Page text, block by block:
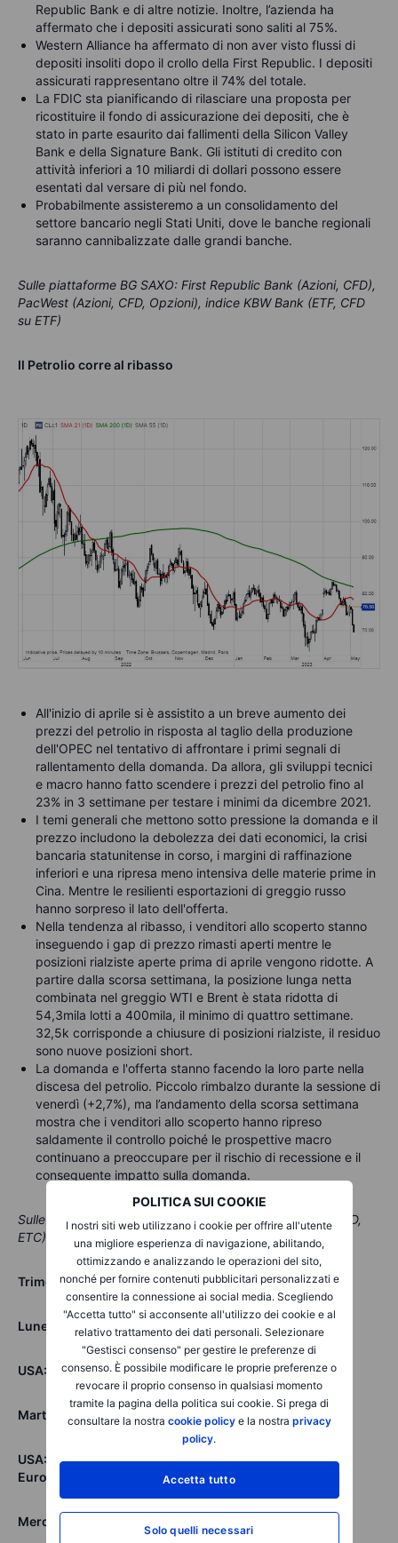
POLITICA SUI COOKIE
I nostri siti web utilizzano i cookie per offrire all'utente
una migliore esperienza di navigazione, abilitando,
ottimizzando e analizzando le operazioni del sito,
nonché per fornire contenuti pubblicitari personalizzati e
consentire la connessione ai social media. Scegliendo
"Accetta tutto" si acconsente all'utilizzo dei cookie e al
relativo trattamento dei dati personali. Selezionare
"Gestisci consenso" per gestire le preferenze di
consenso. È possibile modificare le proprie preferenze o
revocare il proprio consenso in qualsiasi momento
tramite la pagina della politica sui cookie. Si prega di
consultare la nostra cookie policye la nostra privacy
policy.
Accetta tutto
Solo quelli necessari
Republic Bank e di altre notizie. Inoltre, l’azienda ha
affermato che i depositi assicurati sono saliti al 75%.
Western Alliance ha affermato di non aver visto flussi di
depositi insoliti dopo il crollo della First Republic. I depositi
assicurati rappresentano oltre il 74% del totale.
La FDIC sta pianificando di rilasciare una proposta per
ricostituire il fondo di assicurazione dei depositi, che è
stato in parte esaurito dai fallimenti della Silicon Valley
Bank e della Signature Bank. Gli istituti di credito con
attività inferiori a 10 miliardi di dollari possono essere
esentati dal versare di più nel fondo.
Probabilmente assisteremo a un consolidamento del
settore bancario negli Stati Uniti, dove le banche regionali
saranno cannibalizzate dalle grandi banche.
Sulle piattaforme BG SAXO: First Republic Bank (Azioni, CFD),
PacWest (Azioni, CFD, Opzioni), indice KBW Bank (ETF, CFD
su ETF)
Il Petrolio corre al ribasso
All'inizio di aprile si è assistito a un breve aumento dei
prezzi del petrolio in risposta al taglio della produzione
dell'OPEC nel tentativo di affrontare i primi segnali di
rallentamento della domanda. Da allora, gli sviluppi tecnici
e macro hanno fatto scendere i prezzi del petrolio fino al
23% in 3 settimane per testare i minimi da dicembre 2021.
I temi generali che mettono sotto pressione la domanda e il
prezzo includono la debolezza dei dati economici, la crisi
bancaria statunitense in corso, i margini di raffinazione
inferiori e una ripresa meno intensiva delle materie prime in
Cina. Mentre le resilienti esportazioni di greggio russo
hanno sorpreso il lato dell'offerta.
Nella tendenza al ribasso, i venditori allo scoperto stanno
inseguendo i gap di prezzo rimasti aperti mentre le
posizioni rialziste aperte prima di aprile vengono ridotte. A
partire dalla scorsa settimana, la posizione lunga netta
combinata nel greggio WTI e Brent è stata ridotta di
54,3mila lotti a 400mila, il minimo di quattro settimane.
32,5k corrisponde a chiusure di posizioni rialziste, il residuo
sono nuove posizioni short.
La domanda e l'offerta stanno facendo la loro parte nella
discesa del petrolio. Piccolo rimbalzo durante la sessione di
venerdì (+2,7%), ma l’andamento della scorsa settimana
mostra che i venditori allo scoperto hanno ripreso
saldamente il controllo poiché le prospettive macro
continuano a preoccupare per il rischio di recessione e il
conseguente impatto sulla domanda.
Sulle piattaforme BG SAXO: Crude Oil & Brent (Future, CFD,
ETC)
Trimestrali della settimana
Lunedì 8 maggio
USA: Paypal, Palantir
Martedì 9 maggio
USA: Airbnb, Occidental Petroleum, Rivian Automotive
Europa:
Daimler, Fresenius
Mercoledì 10 maggio